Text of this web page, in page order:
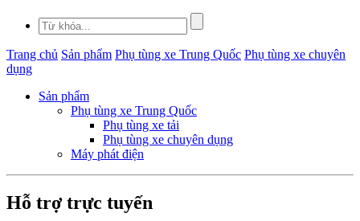
Trang chủ Sản phẩm Phụ tùng xe Trung Quốc Phụ tùng xe chuyên
dụng
Sản phẩm
Phụ tùng xe Trung Quốc
Phụ tùng xe tải
Phụ tùng xe chuyên dụng
Máy phát điện
Hỗ trợ trực tuyến